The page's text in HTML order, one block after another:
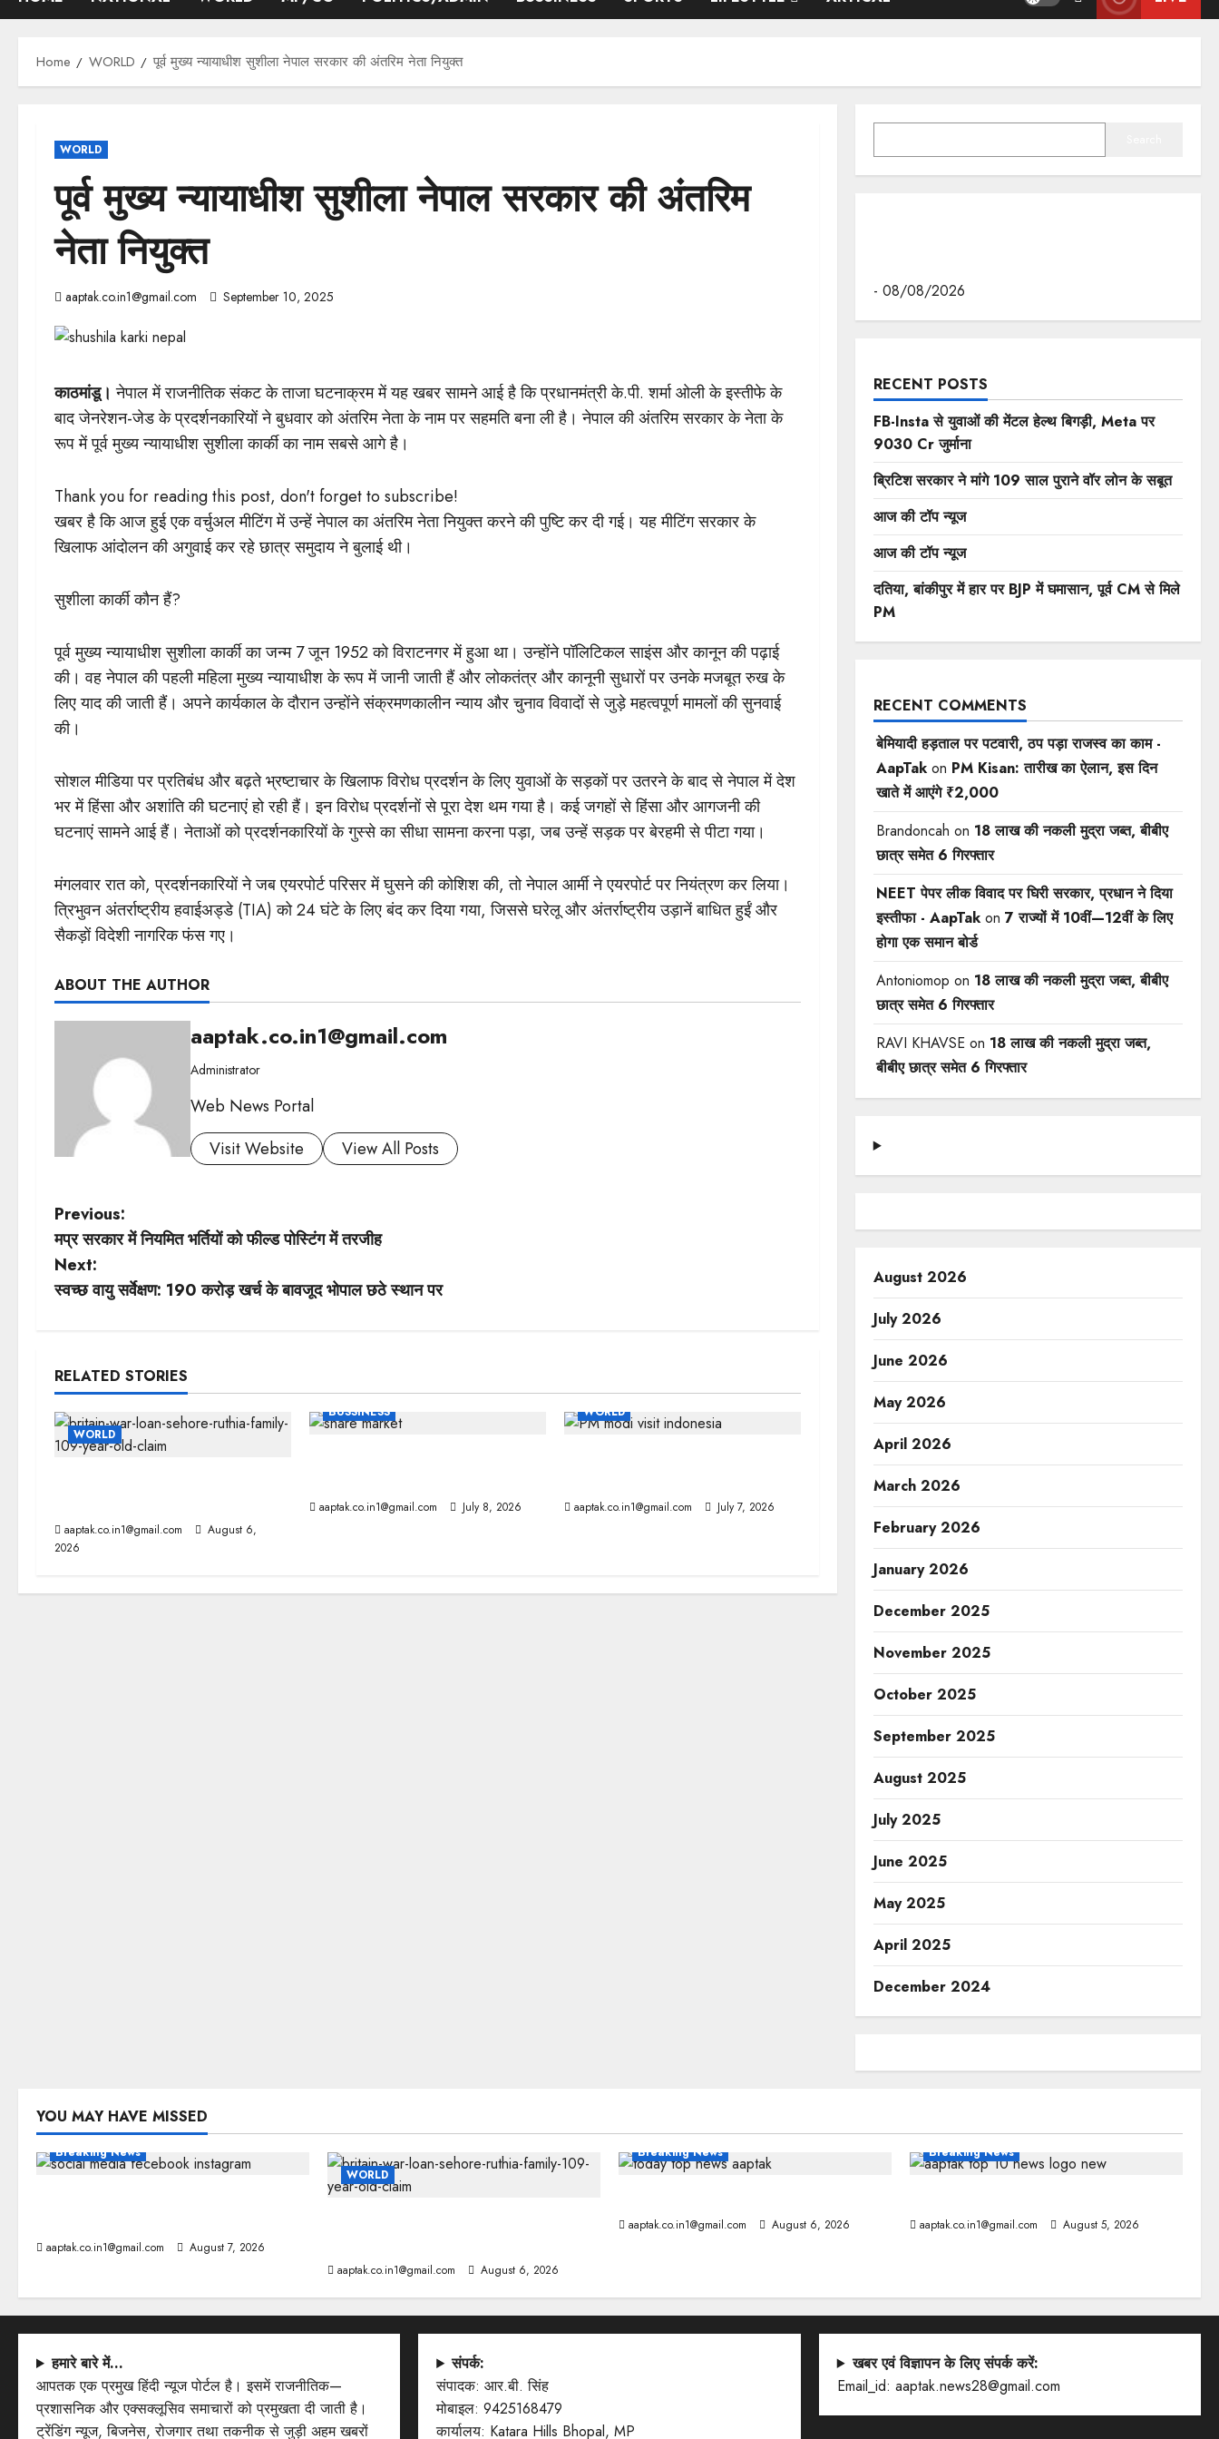
Home WORLD पूर्व मुख्य न्यायाधीश सुशीला नेपाल सरकार की अंतरिम नेता नियुक्त
WORLD
पूर्व मुख्य न्यायाधीश सुशीला नेपाल सरकार की अंतरिम
नेता नियुक्त
aaptak.co.in1@gmail.com September 10, 2025
काठमांडू।नेपाल में राजनीतिक संकट के ताजा घटनाक्रम में यह खबर सामने आई है कि प्रधानमंत्री के.पी. शर्मा ओली के इस्तीफे के
बाद जेनरेशन-जेड के प्रदर्शनकारियों ने बुधवार को अंतरिम नेता के नाम पर सहमति बना ली है। नेपाल की अंतरिम सरकार के नेता के
रूप में पूर्व मुख्य न्यायाधीश सुशीला कार्की का नाम सबसे आगे है।
Thank you for reading this post, don't forget to subscribe!
खबर है कि आज हुई एक वर्चुअल मीटिंग में उन्हें नेपाल का अंतरिम नेता नियुक्त करने की पुष्टि कर दी गई। यह मीटिंग सरकार के
खिलाफ आंदोलन की अगुवाई कर रहे छात्र समुदाय ने बुलाई थी।
सुशीला कार्की कौन हैं?
पूर्व मुख्य न्यायाधीश सुशीला कार्की का जन्म 7 जून 1952 को विराटनगर में हुआ था। उन्होंने पॉलिटिकल साइंस और कानून की पढ़ाई
की। वह नेपाल की पहली महिला मुख्य न्यायाधीश के रूप में जानी जाती हैं और लोकतंत्र और कानूनी सुधारों पर उनके मजबूत रुख के
लिए याद की जाती हैं। अपने कार्यकाल के दौरान उन्होंने संक्रमणकालीन न्याय और चुनाव विवादों से जुड़े महत्वपूर्ण मामलों की सुनवाई
की।
सोशल मीडिया पर प्रतिबंध और बढ़ते भ्रष्टाचार के खिलाफ विरोध प्रदर्शन के लिए युवाओं के सड़कों पर उतरने के बाद से नेपाल में देश
भर में हिंसा और अशांति की घटनाएं हो रही हैं। इन विरोध प्रदर्शनों से पूरा देश थम गया है। कई जगहों से हिंसा और आगजनी की
घटनाएं सामने आई हैं। नेताओं को प्रदर्शनकारियों के गुस्से का सीधा सामना करना पड़ा, जब उन्हें सड़क पर बेरहमी से पीटा गया।
मंगलवार रात को, प्रदर्शनकारियों ने जब एयरपोर्ट परिसर में घुसने की कोशिश की, तो नेपाल आर्मी ने एयरपोर्ट पर नियंत्रण कर लिया।
त्रिभुवन अंतर्राष्ट्रीय हवाईअड्डे (TIA) को 24 घंटे के लिए बंद कर दिया गया, जिससे घरेलू और अंतर्राष्ट्रीय उड़ानें बाधित हुईं और
सैकड़ों विदेशी नागरिक फंस गए।
ABOUT THE AUTHOR
aaptak.co.in1@gmail.com
Administrator
Web News Portal
Visit Website
View All Posts
P
o
s
n
a
v
g
a
t
Previous:
मप्र सरकार में नियमित भर्तियों को फील्ड पोस्टिंग में तरजीह
Next:
स्वच्छ वायु सर्वेक्षण: 190 करोड़ खर्च के बावजूद भोपाल छठे स्थान पर
RELATED STORIES
WORLD
aaptak.co.in1@gmail.com
August 6,
2026
BUSSINESS
aaptak.co.in1@gmail.com July 8, 2026
WORLD
aaptak.co.in1@gmail.com July 7, 2026
- 08/08/2026
RECENT POSTS
FB-Insta से युवाओं की मेंटल हेल्थ बिगड़ी, Meta पर
9030 Cr जुर्माना
ब्रिटिश सरकार ने मांगे 109 साल पुराने वॉर लोन के सबूत
आज की टॉप न्यूज
आज की टॉप न्यूज
दतिया, बांकीपुर में हार पर BJP में घमासान, पूर्व CM से मिले
PM
RECENT COMMENTS
बेमियादी हड़ताल पर पटवारी, ठप पड़ा राजस्व का काम -
AapTakon PM Kisan: तारीख का ऐलान, इस दिन
खाते में आएंगे ₹2,000
Brandoncah on 18 लाख की नकली मुद्रा जब्त, बीबीए
छात्र समेत 6 गिरफ्तार
NEET पेपर लीक विवाद पर घिरी सरकार, प्रधान ने दिया
इस्तीफा - AapTakon 7 राज्यों में 10वीं—12वीं ​के लिए
होगा एक समान बोर्ड
Antoniomop on 18 लाख की नकली मुद्रा जब्त, बीबीए
छात्र समेत 6 गिरफ्तार
RAVI KHAVSEon 18 लाख की नकली मुद्रा जब्त,
बीबीए छात्र समेत 6 गिरफ्तार
August 2026
July 2026
June 2026
May 2026
April 2026
March 2026
February 2026
January 2026
December 2025
November 2025
October 2025
September 2025
August 2025
July 2025
June 2025
May 2025
April 2025
December 2024
YOU MAY HAVE MISSED
Breaking News
aaptak.co.in1@gmail.com August 7, 2026
WORLD
aaptak.co.in1@gmail.com August 6, 2026
Breaking News
aaptak.co.in1@gmail.com August 6, 2026
Breaking News
aaptak.co.in1@gmail.com August 5, 2026
हमारे बारे में…
आपतक एक प्रमुख हिंदी न्यूज पोर्टल है। इसमें राजनीतिक—
प्रशासनिक और एक्सक्लूसिव समाचारों को प्रमुखता दी जाती है।
ट्रेंडिंग न्यूज, बिजनेस, रोजगार तथा तकनीक से जुड़ी अहम खबरों
संपर्क:
संपादक: आर.बी. सिंह
मोबाइल: 9425168479
कार्यालय: Katara Hills Bhopal, MP
खबर एवं विज्ञापन के लिए संपर्क करें:
Email_id: aaptak.news28@gmail.com